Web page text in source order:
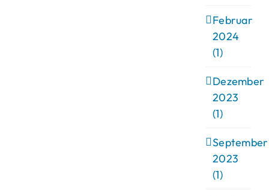
Februar
2024
(1)
Dezember
2023
(1)
September
2023
(1)